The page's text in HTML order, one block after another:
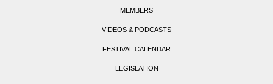
MEMBERS
VIDEOS & PODCASTS
FESTIVAL CALENDAR
LEGISLATION